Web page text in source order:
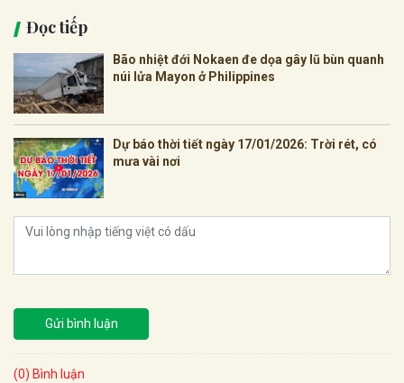
Đọc tiếp
Bão nhiệt đới Nokaen đe dọa gây lũ bùn quanh
núi lửa Mayon ở Philippines
Dự báo thời tiết ngày 17/01/2026: Trời rét, có
mưa vài nơi
Gửi bình luận
(0) Bình luận